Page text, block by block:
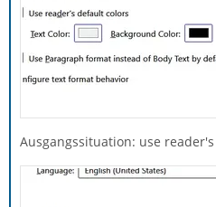
Ausgangssituation: use